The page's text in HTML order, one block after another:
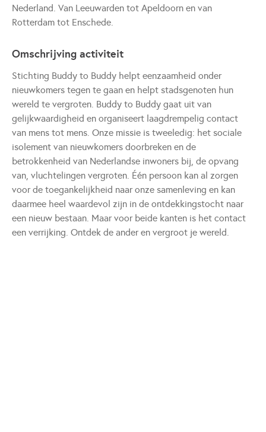
Nederland. Van Leeuwarden tot Apeldoorn en van
Rotterdam tot Enschede.
Omschrijving activiteit
Stichting Buddy to Buddy helpt eenzaamheid onder
nieuwkomers tegen te gaan en helpt stadsgenoten hun
wereld te vergroten. Buddy to Buddy gaat uit van
gelijkwaardigheid en organiseert laagdrempelig contact
van mens tot mens. Onze missie is tweeledig: het sociale
isolement van nieuwkomers doorbreken en de
betrokkenheid van Nederlandse inwoners bij, de opvang
van, vluchtelingen vergroten. Één persoon kan al zorgen
voor de toegankelijkheid naar onze samenleving en kan
daarmee heel waardevol zijn in de ontdekkingstocht naar
een nieuw bestaan. Maar voor beide kanten is het contact
een verrijking. Ontdek de ander en vergroot je wereld.